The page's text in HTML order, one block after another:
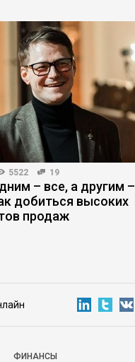
5522 19
– все, а другим –
добиться высоких
продаж
ФИНАНСЫ